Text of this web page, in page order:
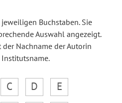
Buchstaben. Sie
Auswahl angezeigt.
Nachname der Autorin
Institutsname.
C D
E